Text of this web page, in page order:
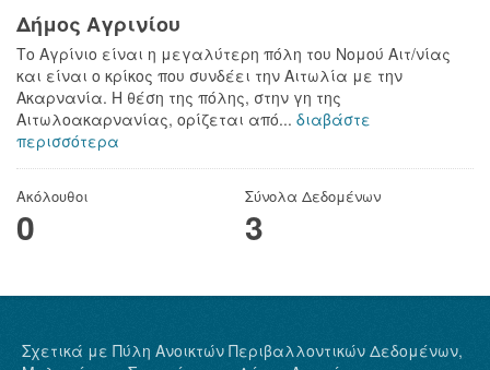
Δήμος Αγρινίου
Το Αγρίνιο είναι η μεγαλύτερη πόλη του Νομού Αιτ/νίας
και είναι ο κρίκος που συνδέει την Αιτωλία με την
Ακαρνανία. Η θέση της πόλης, στην γη της
Αιτωλοακαρνανίας, ορίζεται από... διαβάστε
περισσότερα
Ακόλουθοι
0
Σύνολα Δεδομένων
3
Σχετικά με Πύλη Ανοικτών Περιβαλλοντικών Δεδομένων,